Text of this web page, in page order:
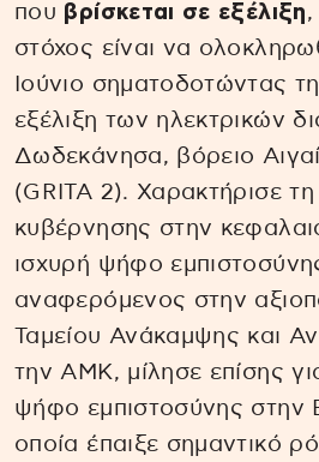
που βρίσκεται σε εξέλιξη,
στόχος είναι να
Ιούνιο σηματοδοτώντας
εξέλιξη των ηλεκτρικών
Δωδεκάνησα, βόρειο
(GRITA 2). Χαρακτήρισε
κυβέρνησης στην
ισχυρή ψήφο
αναφερόμενος στην
Ταμείου Ανάκαμψης και
την ΑΜΚ, μίλησε επίσης
ψήφο εμπιστοσύνης στην
οποία έπαιξε σημαντικό